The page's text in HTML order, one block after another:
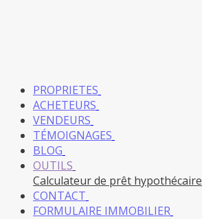
PROPRIETES
ACHETEURS
VENDEURS
TÉMOIGNAGES
BLOG
OUTILS
Calculateur de prêt hypothécaire
CONTACT
FORMULAIRE IMMOBILIER